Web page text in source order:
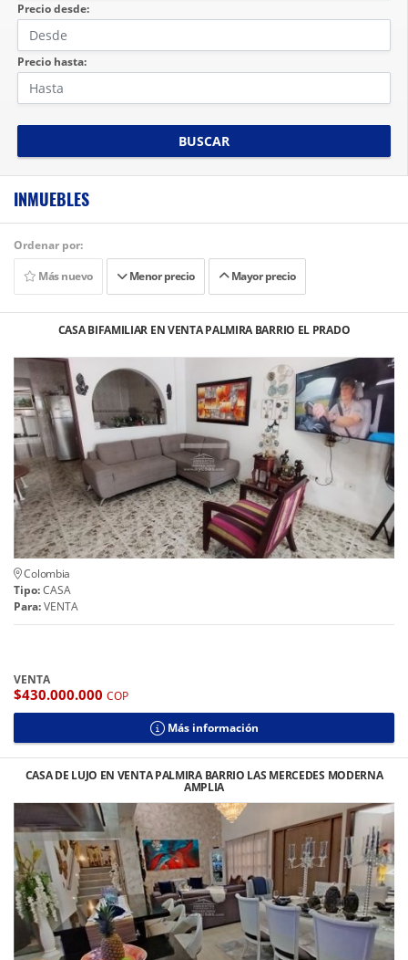
Precio desde:
Precio hasta:
BUSCAR
INMUEBLES
Ordenar por:
Más nuevo
Menor precio Mayor precio
CASA BIFAMILIAR EN VENTA PALMIRA BARRIO EL PRADO
Colombia
Tipo:CASA
Para:VENTA
VENTA
$430.000.000 COP
Más información
CASA DE LUJO EN VENTA PALMIRA BARRIO LAS MERCEDES MODERNA
AMPLIA